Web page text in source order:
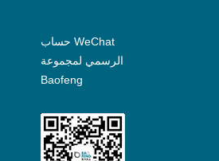
حساب WeChat
الرسمي لمجموعة
Baofeng